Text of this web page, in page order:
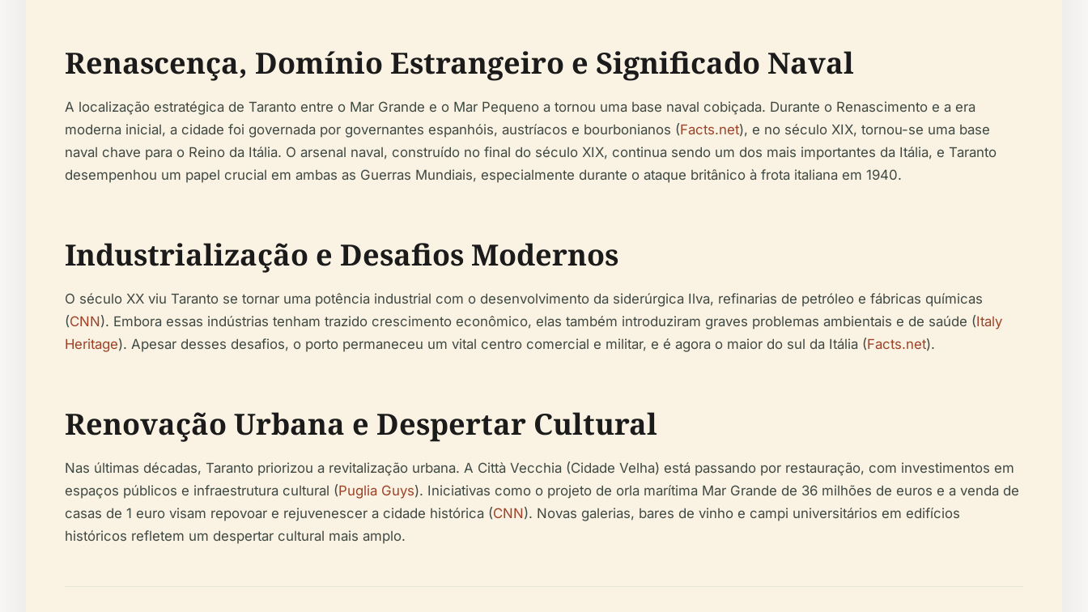
Renascença, Domínio Estrangeiro e Significado Naval
A localização estratégica de Taranto entre o Mar Grande e o Mar Pequeno a tornou uma base naval cobiçada. Durante o Renascimento e a era
moderna inicial, a cidade foi governada por governantes espanhóis, austríacos e bourbonianos (Facts.net), e no século XIX, tornou-se uma base
naval chave para o Reino da Itália. O arsenal naval, construído no final do século XIX, continua sendo um dos mais importantes da Itália, e Taranto
desempenhou um papel crucial em ambas as Guerras Mundiais, especialmente durante o ataque britânico à frota italiana em 1940.
Industrialização e Desafios Modernos
O século XX viu Taranto se tornar uma potência industrial com o desenvolvimento da siderúrgica Ilva, refinarias de petróleo e fábricas químicas
(CNN). Embora essas indústrias tenham trazido crescimento econômico, elas também introduziram graves problemas ambientais e de saúde (Italy
Heritage). Apesar desses desafios, o porto permaneceu um vital centro comercial e militar, e é agora o maior do sul da Itália (Facts.net).
Renovação Urbana e Despertar Cultural
Nas últimas décadas, Taranto priorizou a revitalização urbana. A Città Vecchia (Cidade Velha) está passando por restauração, com investimentos em
espaços públicos e infraestrutura cultural (Puglia Guys). Iniciativas como o projeto de orla marítima Mar Grande de 36 milhões de euros e a venda de
casas de 1 euro visam repovoar e rejuvenescer a cidade histórica (CNN). Novas galerias, bares de vinho e campi universitários em edifícios
históricos refletem um despertar cultural mais amplo.